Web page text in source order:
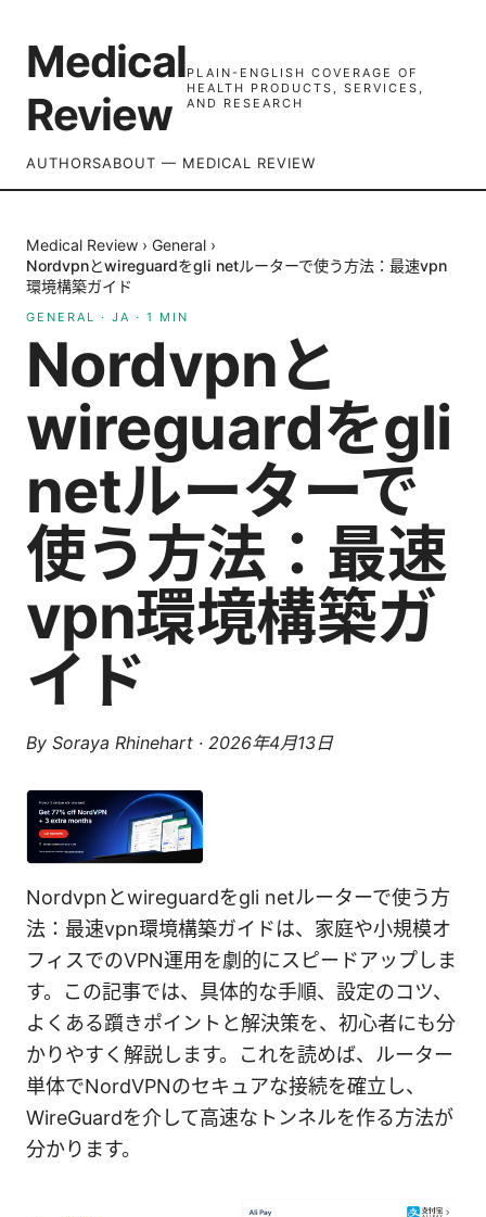
Medical
Review
PLAIN-ENGLISH COVERAGE OF
HEALTH PRODUCTS, SERVICES,
AND RESEARCH
AUTHORSABOUT — MEDICAL REVIEW
Medical Review › General ›
Nordvpnとwireguardをgli netルーターで使う方法：最速vpn
環境構築ガイド
GENERAL · JA · 1 MIN
Nordvpnと
wireguardをgli
netルーターで
使う方法：最速
vpn環境構築ガ
イド
By Soraya Rhinehart · 2026年4月13日
Nordvpnとwireguardをgli netルーターで使う方
法：最速vpn環境構築ガイドは、家庭や小規模オ
フィスでのVPN運用を劇的にスピードアップしま
す。この記事では、具体的な手順、設定のコツ、
よくある躓きポイントと解決策を、初心者にも分
かりやすく解説します。これを読めば、ルーター
単体でNordVPNのセキュアな接続を確立し、
WireGuardを介して高速なトンネルを作る方法が
分かります。